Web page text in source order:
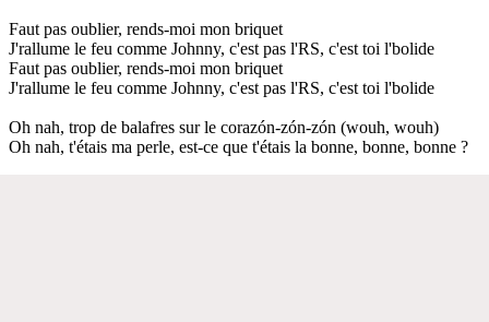
Faut pas oublier, rends-moi mon briquet
J'rallume le feu comme Johnny, c'est pas l'RS, c'est toi l'bolide
Faut pas oublier, rends-moi mon briquet
J'rallume le feu comme Johnny, c'est pas l'RS, c'est toi l'bolide
Oh nah, trop de balafres sur le corazón-zón-zón (wouh, wouh)
Oh nah, t'étais ma perle, est-ce que t'étais la bonne, bonne, bonne ?